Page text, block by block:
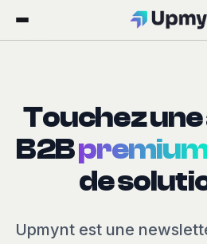
Touchez
B2B
de
Upmynt est une